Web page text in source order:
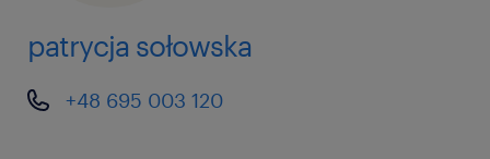
patrycja sołowska
+48 695 003 120